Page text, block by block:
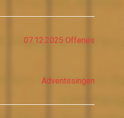
07.12.2025 Offenes
Adventssingen